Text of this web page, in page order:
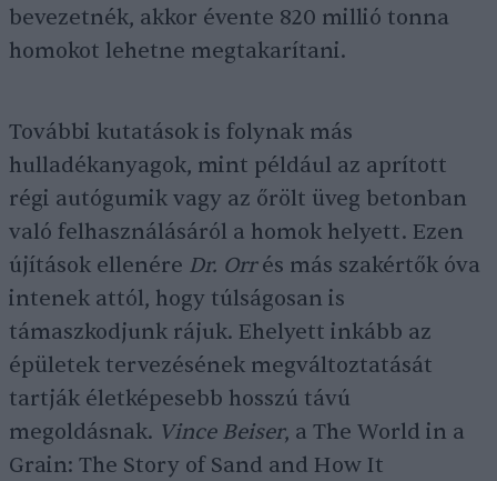
bevezetnék, akkor évente 820 millió tonna
homokot lehetne megtakarítani.
További kutatások is folynak más
hulladékanyagok, mint például az aprított
régi autógumik vagy az őrölt üveg betonban
való felhasználásáról a homok helyett. Ezen
újítások ellenére Dr. Orrés más szakértők óva
intenek attól, hogy túlságosan is
támaszkodjunk rájuk. Ehelyett inkább az
épületek tervezésének megváltoztatását
tartják életképesebb hosszú távú
megoldásnak. Vince Beiser, a The World in a
Grain: The Story of Sand and How It